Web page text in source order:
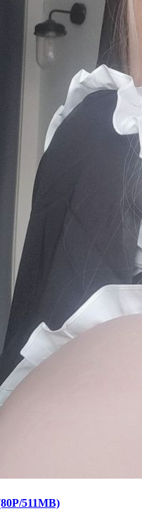
511MB)